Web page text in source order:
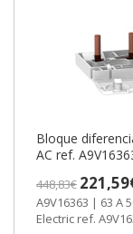
Bloque
AC ref.
448,83€
A9V16363 | 63 A 500 mA Acti 9 7 Bloque Vigi de Schneider
Electric ref.